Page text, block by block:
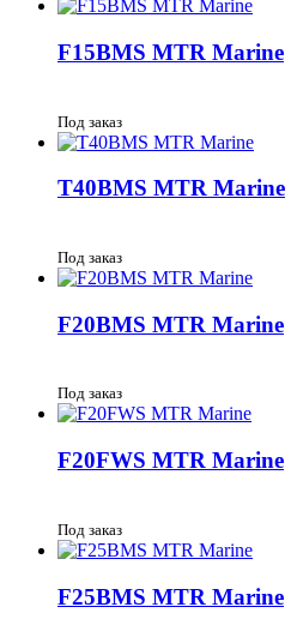
F15BMS MTR Marine
Под заказ
T40BMS MTR Marine
Под заказ
F20BMS MTR Marine
Под заказ
F20FWS MTR Marine
Под заказ
F25BMS MTR Marine